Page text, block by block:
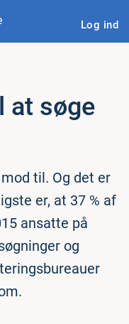
Log ind
at søge
til. Og det er
er, at 37 % af
ansatte på
og